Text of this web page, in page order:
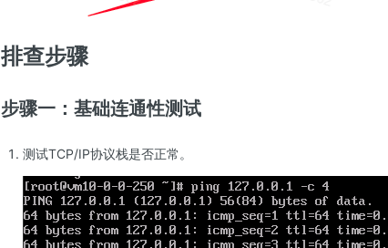
排查步骤
步骤一：基础连通性测试
测试TCP/IP协议栈是否正常。